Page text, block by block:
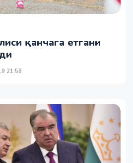
қанчага етгани
21:58